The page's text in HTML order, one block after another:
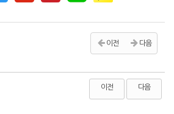
이전 다음
이전 다음